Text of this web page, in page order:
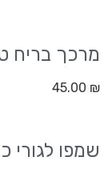
מרכך בריח טלק
45.00 ₪
שמפו לגורי כלבים